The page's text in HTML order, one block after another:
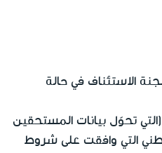
الاستئناف في حالة
تحوّل بيانات المستحقين
التي وافقت على شروط